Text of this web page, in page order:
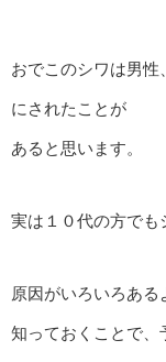
おでこのシワは男
にされたことが
あると思います。
実は１０代の方でも
原因がいろいろあ
知っておくことで、